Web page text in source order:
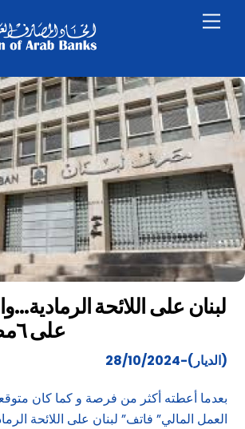
لبنان على اللائحة
على ٦مصارف مراسلة
(الديار)-28/10/2024
بعدما أعطته أكثر من فرصة و كما كان
العمل المالي” فاتف” لبنان على اللائحة